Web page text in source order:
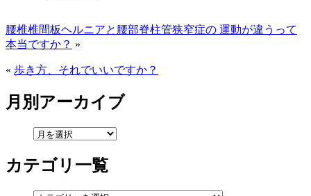
腰椎椎間板ヘルニアと腰部脊柱管狭窄症の 運動が違うって
本当ですか？ »
« 歩き方、それでいいですか？
月別アーカイブ
カテゴリ一覧